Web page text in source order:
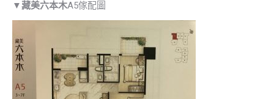
▼藏美六本木A5傢配圖